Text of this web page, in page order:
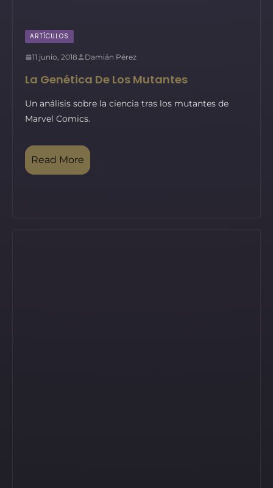
ARTÍCULOS
11 junio, 2018 Damián Pérez
La Genética De Los Mutantes
Un análisis sobre la ciencia tras los mutantes de
Marvel Comics.
Read More